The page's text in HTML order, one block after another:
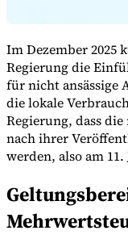
Im Dezember 2025
Regierung die
für nicht ansässige
die lokale
Regierung, dass
nach ihrer
werden, also am 11.